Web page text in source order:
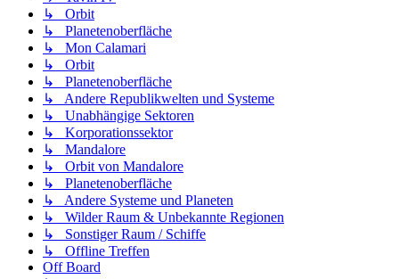
↳ Orbit
↳ Planetenoberfläche
↳ Mon Calamari
↳ Orbit
↳ Planetenoberfläche
↳ Andere Republikwelten und Systeme
↳ Unabhängige Sektoren
↳ Korporationssektor
↳ Mandalore
↳ Orbit von Mandalore
↳ Planetenoberfläche
↳ Andere Systeme und Planeten
↳ Wilder Raum & Unbekannte Regionen
↳ Sonstiger Raum / Schiffe
↳ Offline Treffen
Off Board